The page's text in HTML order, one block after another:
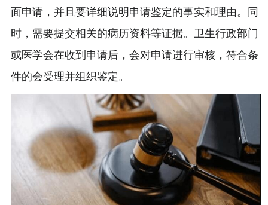
面申请，并且要详细说明申请鉴定的事实和理由。同
时，需要提交相关的病历资料等证据。卫生行政部门
或医学会在收到申请后，会对申请进行审核，符合条
件的会受理并组织鉴定。